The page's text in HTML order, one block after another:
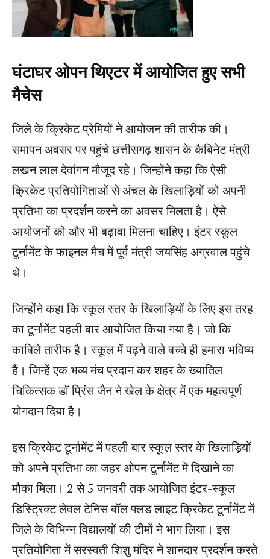
घंटाघर ओपन थिएटर में आयोजित हुए सभी
मैचेस
जिले के क्रिकेट प्रेमियों ने आयोजन की तारीफ की।
समापन अवसर पर पहुंचे छत्तीसगढ़ शासन के कैबिनेट मंत्री
लखन लाल देवांगन मौजूद रहे। जिन्होंने कहा कि ऐसी
क्रिकेट प्रतियोगिताओं से अंचल के खिलाड़ियों को अपनी
प्रतिभा का प्रदर्शन करने का अवसर मिलता है। ऐसे
आयोजनों को और भी बढ़ावा मिलना चाहिए। इंटर स्कूल
टूर्नामेंट के फाइनल मैच में पूर्व मंत्री जयसिंह अग्रवाल पहुंचे
थे।
जिन्होंने कहा कि स्कूल स्तर के खिलाड़ियों के लिए इस तरह
का टूर्नामेंट पहली बार आयोजित किया गया है। जो कि
काबिले तारीफ है। स्कूल में पढ़ने वाले बच्चे ही हमारा भविष्य
हैं। जिन्हें एक भव्य मंच प्रदान कर शहर के ख्यातिल
चिकित्सक डॉ प्रिंस जैन ने खेल के क्षेत्र में एक महत्वपूर्ण
योगदान दिया है।
इस क्रिकेट टूर्नामेंट में पहली बार स्कूल स्तर के खिलाड़ियों
को अपने प्रतिभा का जहर ओपन टूर्नामेंट में दिखाने का
मौका मिला। 2 से 5 जनवरी तक आयोजित इंटर-स्कूल
डिस्ट्रिक्ट लेवल टेनिस बॉल फ्लड लाइट क्रिकेट टूर्नामेंट में
जिले के विभिन्न विद्यालयों की टीमों ने भाग लिया। इस
प्रतियोगिता में सरस्वती शिशु मंदिर ने शानदार प्रदर्शन करते